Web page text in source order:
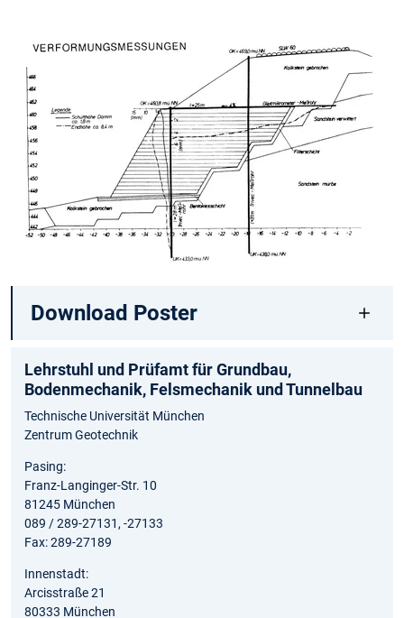
Download Poster
Lehrstuhl und Prüfamt für Grundbau,
Bodenmechanik, Felsmechanik und Tunnelbau
Technische Universität München
Zentrum Geotechnik
Pasing:
Franz-Langinger-Str. 10
81245 München
089 / 289-27131, -27133
Fax: 289-27189
Innenstadt:
Arcisstraße 21
80333 München